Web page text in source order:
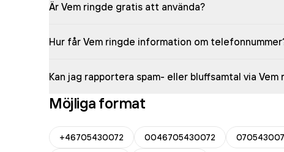
Är Vem ringde gratis att använda?
Hur får Vem ringde information om
Kan jag rapportera spam- eller bluffsamtal via Vem
Möjliga format
+46705430072 0046705430072